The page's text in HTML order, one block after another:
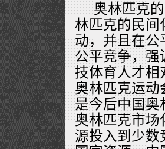
奥林匹克
林匹克的民间
动，并且在公
公平竞争，强
技体育人才相
奥林匹克运动
是今后中国奥
奥林匹克市场
源投入到少数